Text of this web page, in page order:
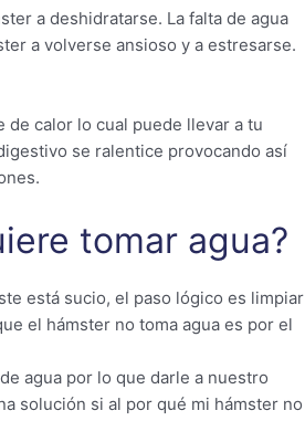
a deshidratarse. La falta de agua
a volverse ansioso y a estresarse.
de calor lo cual puede llevar a tu
se ralentice provocando así
tomar agua?
está sucio, el paso lógico es limpiar
el hámster no toma agua es por el
agua por lo que darle a nuestro
solución si al por qué mi hámster no